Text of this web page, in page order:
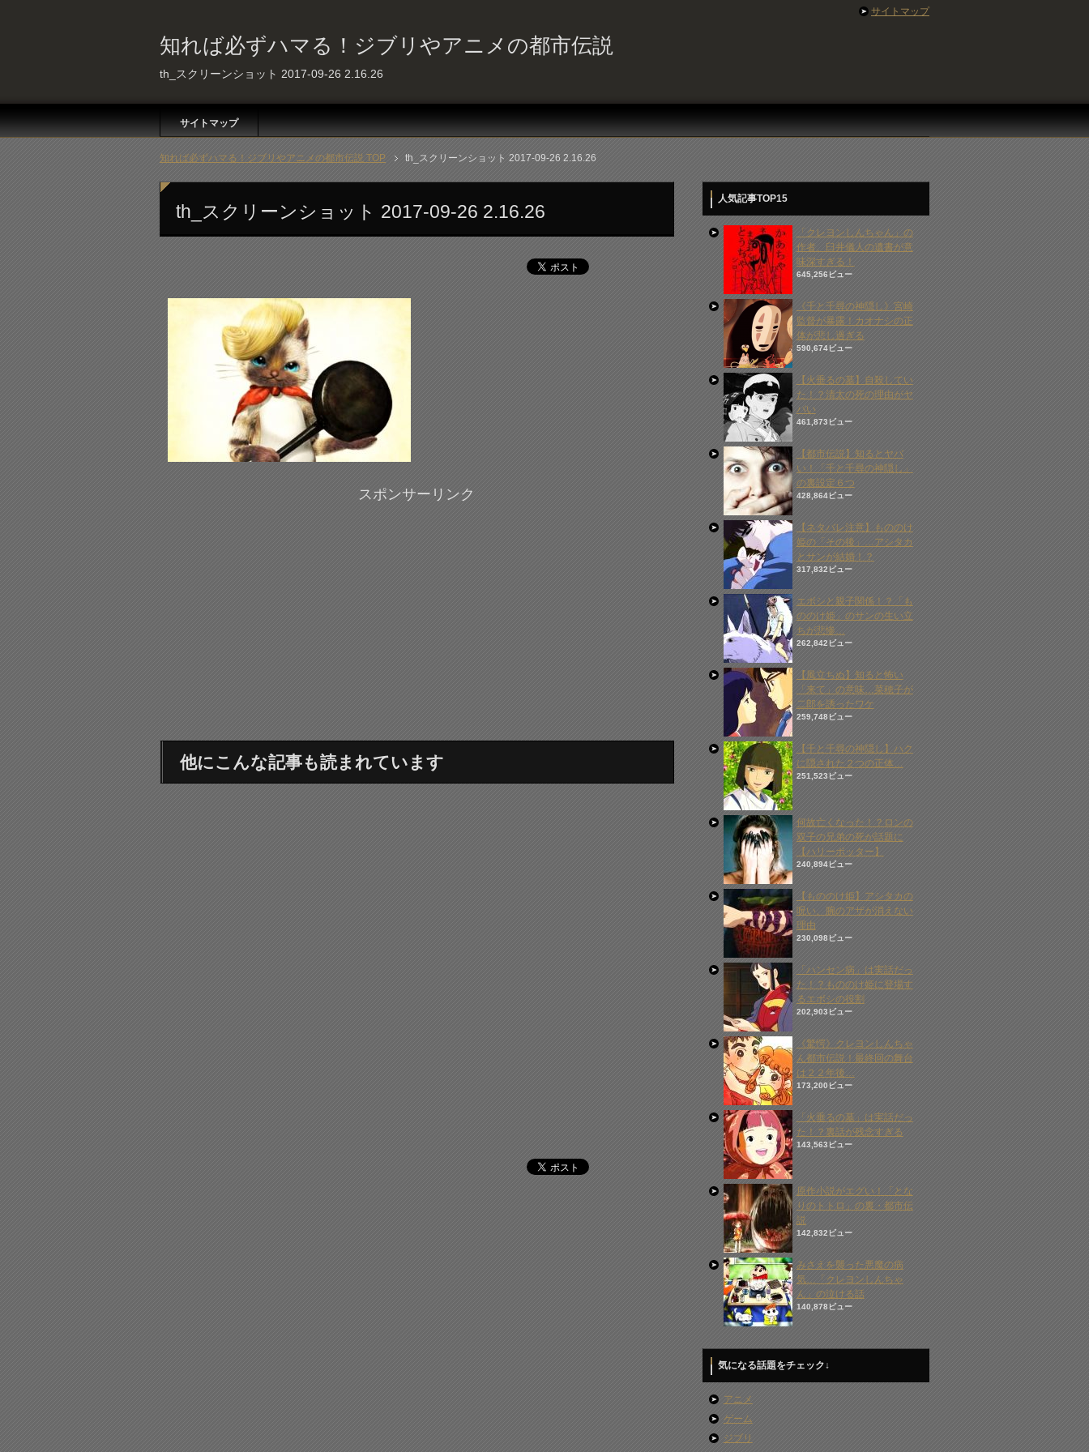
知れば必ずハマる！ジブリやアニメの都市伝説
th_スクリーンショット 2017-09-26 2.16.26
サイトマップ
知れば必ずハマる！ジブリやアニメの都市伝説 TOP th_スクリーンショット 2017-09-26 2.16.26
th_スクリーンショット 2017-09-26 2.16.26
スポンサーリンク
他にこんな記事も読まれています
人気記事TOP15
「クレヨンしんちゃん」の
作者、臼井儀人の遺書が意
味深すぎる！
645,256ビュー
《千と千尋の神隠し》宮崎
監督が暴露！カオナシの正
体が悲し過ぎる
590,674ビュー
【火垂るの墓】自殺してい
た！？清太の死の理由がヤ
バい
461,873ビュー
【都市伝説】知るとヤバ
い！「千と千尋の神隠し」
の裏設定６つ
428,864ビュー
【ネタバレ注意】もののけ
姫の「その後」…アシタカ
とサンが結婚！？
317,832ビュー
エボシと親子関係！？「も
ののけ姫」のサンの生い立
ちが悲惨…
262,842ビュー
【風立ちぬ】知ると怖い
「来て」の意味…菜穂子が
二郎を誘ったワケ
259,748ビュー
【千と千尋の神隠し】ハク
に隠された２つの正体…
251,523ビュー
何故亡くなった！？ロンの
双子の兄弟の死が話題に
【ハリーポッター】
240,894ビュー
【もののけ姫】アシタカの
呪い、腕のアザが消えない
理由
230,098ビュー
「ハンセン病」は実話だっ
た！？もののけ姫に登場す
るエボシの役割
202,903ビュー
《驚愕》クレヨンしんちゃ
ん都市伝説！最終回の舞台
は２２年後…
173,200ビュー
「火垂るの墓」は実話だっ
た！？裏話が残念すぎる
143,563ビュー
原作小説がエグい！「とな
りのトトロ」の裏・都市伝
説
142,832ビュー
みさえを襲った悪魔の病
気…「クレヨンしんちゃ
ん」の泣ける話
140,878ビュー
気になる話題をチェック↓
アニメ
ゲーム
ジブリ
サイトマップ